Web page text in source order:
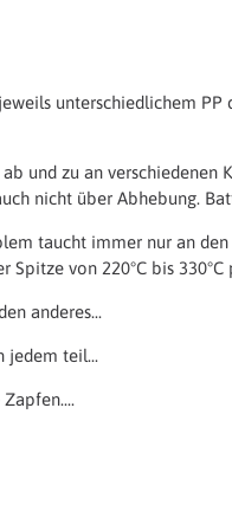
unterschiedlichem
und zu an
nicht über Abhebung.
taucht immer nur an
von 220°C bis
anderes...
jedem teil...